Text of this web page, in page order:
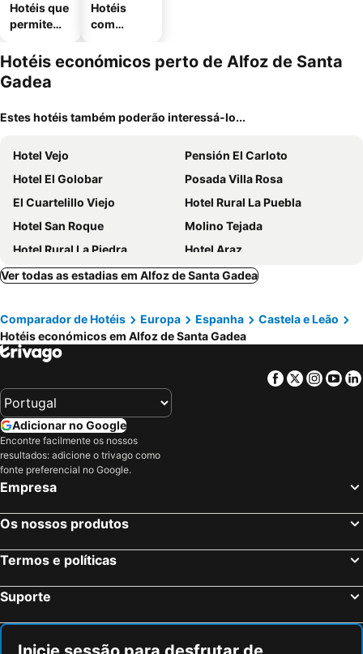
Hotéis que
permitem
Hotéis
com
mento
Hotéis económicos perto de Alfoz de Santa
Gadea
Estes hotéis também poderão interessá-lo...
Hotel Vejo
Pensión El Carloto
Hotel El Golobar
Posada Villa Rosa
El Cuartelillo Viejo
Hotel Rural La Puebla
Hotel San Roque
Molino Tejada
Hotel Rural La Piedra
Hotel Araz
Mirador de Lanchares
EL CAPRICHO DE CLEMENTE
Apartamentos Ebro Reinosa
La Tahona
Ver todas as estadias em Alfoz de Santa Gadea
Comparador de Hotéis Europa Espanha
Castela e Leão
Hotéis económicos em Alfoz de Santa Gadea
Facebook
Twitter
Adicionar no Google
Encontre facilmente os nossos
resultados: adicione o trivago como
fonte preferencial no Google.
Empresa
Os nossos produtos
Termos e políticas
Suporte